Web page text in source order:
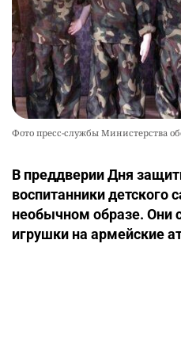
Фото пресс-службы Министерства
В преддверии Дня
воспитанники детского
необычном образе. Они
игрушки на армейские